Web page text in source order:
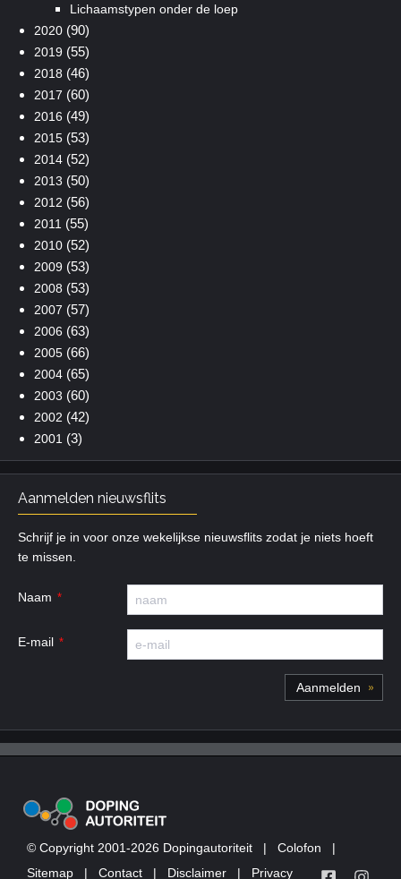
Lichaamstypen onder de loep
2020(90)
2019 (55)
2018 (46)
2017 (60)
2016 (49)
2015(53)
2014(52)
2013 (50)
2012 (56)
2011 (55)
2010(52)
2009 (53)
2008 (53)
2007 (57)
2006 (63)
2005(66)
2004(65)
2003 (60)
2002 (42)
2001 (3)
Aanmelden nieuwsflits
Schrijf je in voor onze wekelijkse nieuwsflits zodat je niets hoeft
te missen.
Naam
E-mail
© Copyright 2001-2026 Dopingautoriteit | Colofon
|
Sitemap
| Contact | Disclaimer | Privacy